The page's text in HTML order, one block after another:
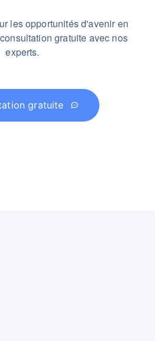
les opportunités d'avenir en
gratuite avec nos
experts.
gratuite